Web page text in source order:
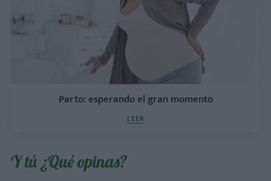
Parto: esperando el gran momento
LEER
Y tú ¿Qué opinas?